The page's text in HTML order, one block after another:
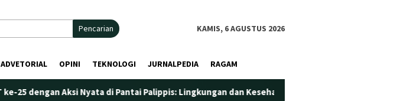
Pencarian KAMIS, 6 AGUSTUS 2026
ADVETORIAL OPINI TEKNOLOGI JURNALPEDIA RAGAM
Nyata di Pantai Palippis: Lingkungan dan Kesehatan Jadi Prioritas